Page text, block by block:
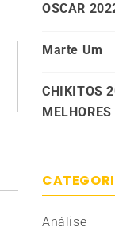
OSCAR
Marte Um
CHIKITOS
Análise